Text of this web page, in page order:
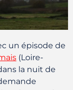
un épisode de
(Loire-
la nuit de